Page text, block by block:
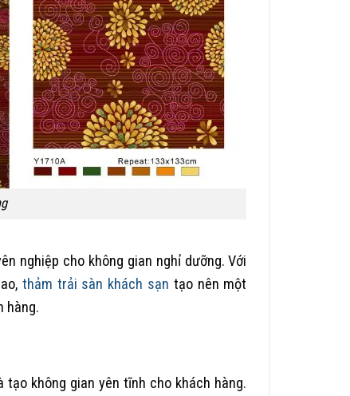
nghiệp cho không gian nghỉ dưỡng. Với
thảm trải sàn khách sạn tạo nên một
hàng.
không gian yên tĩnh cho khách hàng.